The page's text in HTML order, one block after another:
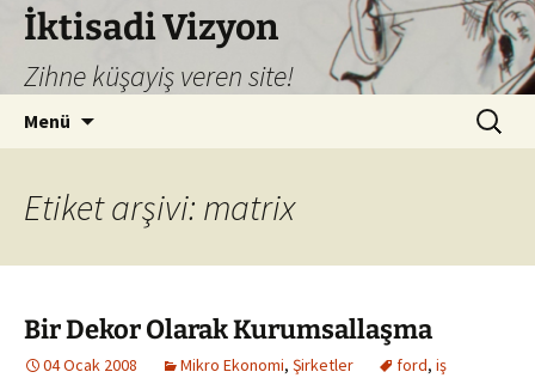
İktisadi Vizyon
Zihne küşayiş veren site!
Menü Arama:
Etiket arşivi: matrix
Bir Dekor Olarak Kurumsallaşma
04 Ocak 2008 Mikro Ekonomi, Şirketler ford, iş